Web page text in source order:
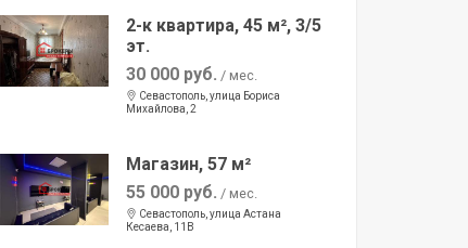
2-к квартира, 45 м², 3/5
эт.
30 000 руб. / мес.
Севастополь, улица Бориса
Михайлова, 2
Магазин, 57 м²
55 000 руб. / мес.
Севастополь, улица Астана
Кесаева, 11В